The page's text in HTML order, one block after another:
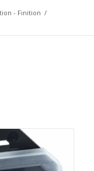
- Finition /